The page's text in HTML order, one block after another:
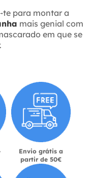
te para montar a
mais genial com
em que se
Envio grátis a
partir de 50€